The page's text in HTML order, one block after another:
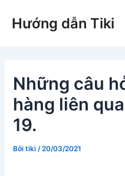
Hướng dẫn Tiki
Những câu
hàng liên
19.
Bởitiki /20/03/2021